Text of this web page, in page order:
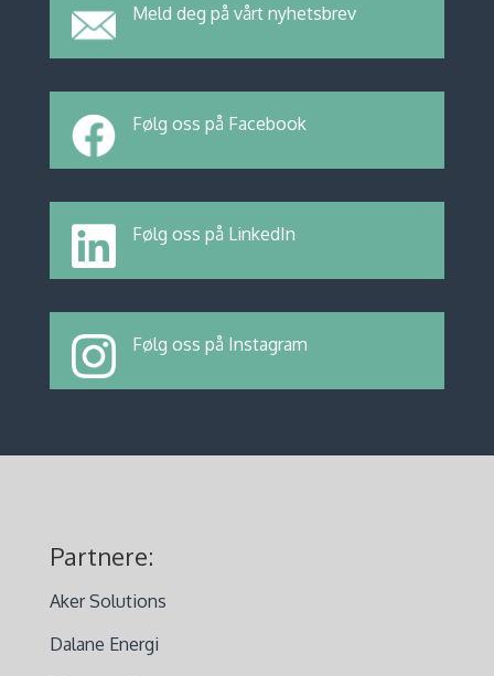
Meld deg på vårt nyhetsbrev
Følg oss på Facebook
Følg oss på LinkedIn
Følg oss på Instagram
Partnere:
Aker Solutions
Dalane Energi